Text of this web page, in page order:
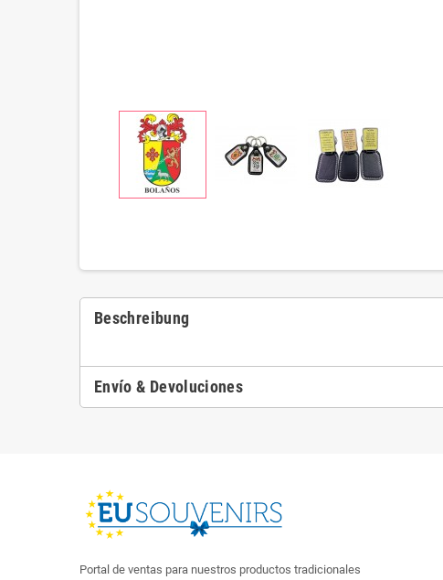
Beschreibung
Envío & Devoluciones
Portal de ventas para nuestros productos tradicionales